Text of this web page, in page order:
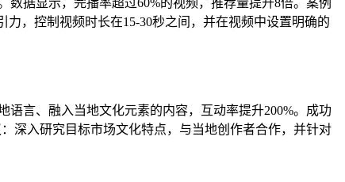
，控制视频时长在15-30秒之间，并在视频中设置明确的
言、融入当地文化元素的内容，互动率提升200%。成功
深入研究目标市场文化特点，与当地创作者合作，并针对